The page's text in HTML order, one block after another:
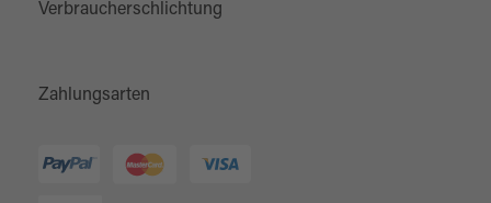
Verbraucherschlichtung
Zahlungsarten